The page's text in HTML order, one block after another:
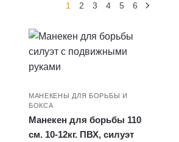
1 2 3 4 5 6
МАНЕКЕНЫ ДЛЯ БОРЬБЫ И
БОКСА
Манекен для борьбы 110
см. 10-12кг. ПВХ, силуэт